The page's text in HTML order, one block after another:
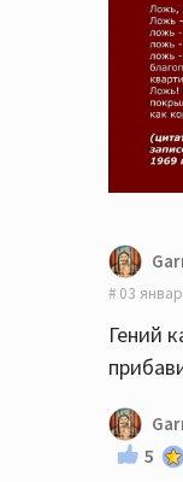
03
Гений
5